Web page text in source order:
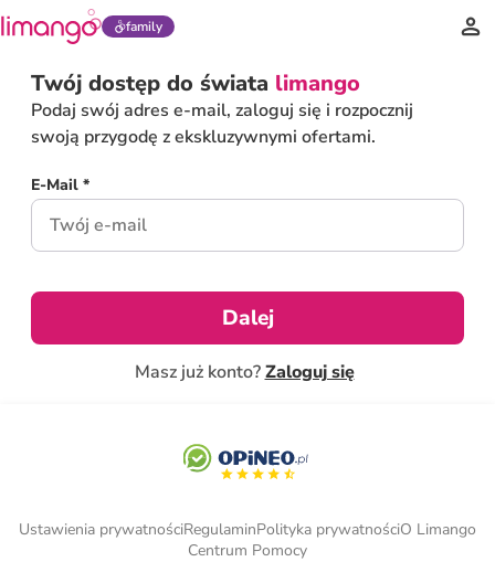
family
Twój dostęp do świata limango
Podaj swój adres e-mail, zaloguj się i rozpocznij
swoją przygodę z ekskluzywnymi ofertami.
E-Mail *
Dalej
Masz już konto?Zaloguj się
Ustawienia prywatnościRegulaminPolityka prywatnościO Limango
Centrum Pomocy